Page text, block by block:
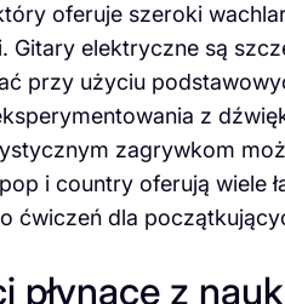
oferuje szeroki
Gitary elektryczne są
przy użyciu
z
zagrywkom
i country oferują wiele
ćwiczeń dla
płynące z